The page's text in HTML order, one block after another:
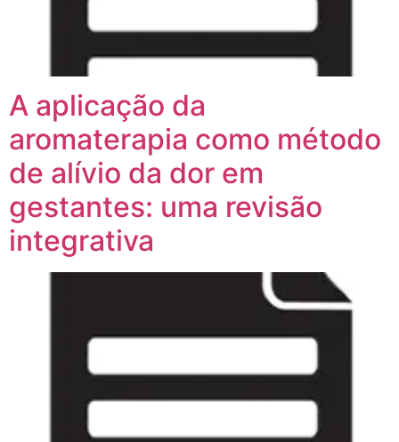
A aplicação da
aromaterapia como método
de alívio da dor em
gestantes: uma revisão
integrativa